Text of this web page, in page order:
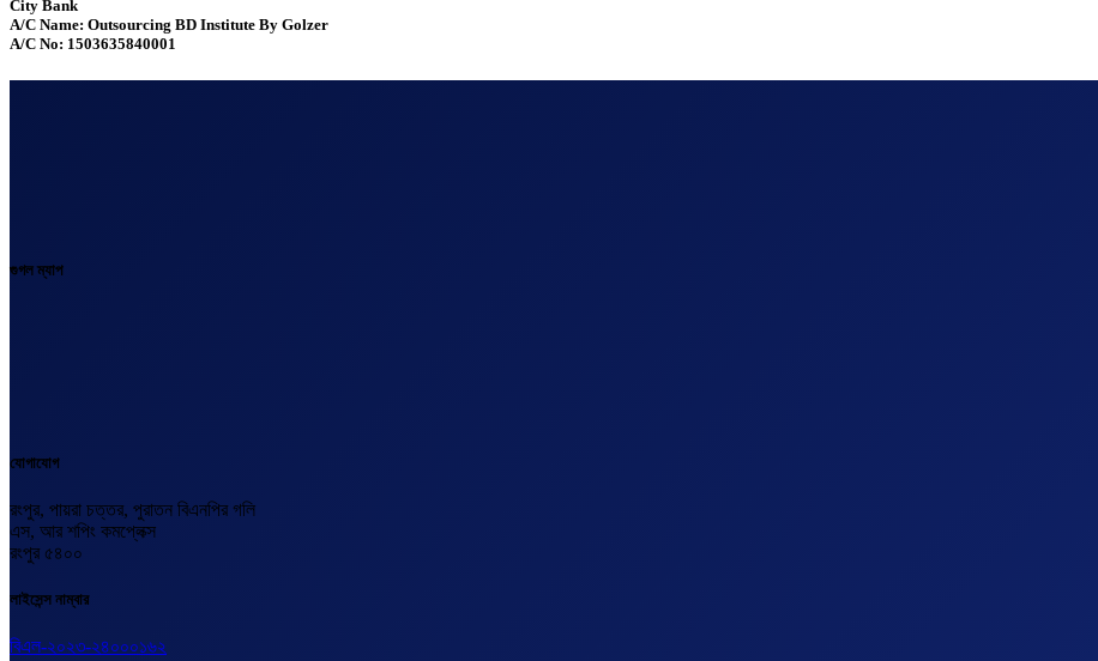
City Bank
A/C Name: Outsourcing BD Institute By Golzer
A/C No: 1503635840001
গুগল ম্যাপ
যোগাযোগ
রংপুর, পায়রা চত্তর, পুরাতন বিএনপির গলি
এস, আর শপিং কমপ্লেক্স
রংপুর ৫৪০০
লাইসেন্স নাম্বার
বিএল-২০২৩-২৪০০০১৬২